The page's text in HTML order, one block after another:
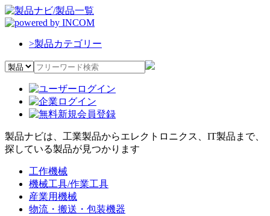
>製品カテゴリー
製品ナビは、工業製品からエレクトロニクス、IT製品まで、
探している製品が見つかります
工作機械
機械工具/作業工具
産業用機械
物流・搬送・包装機器